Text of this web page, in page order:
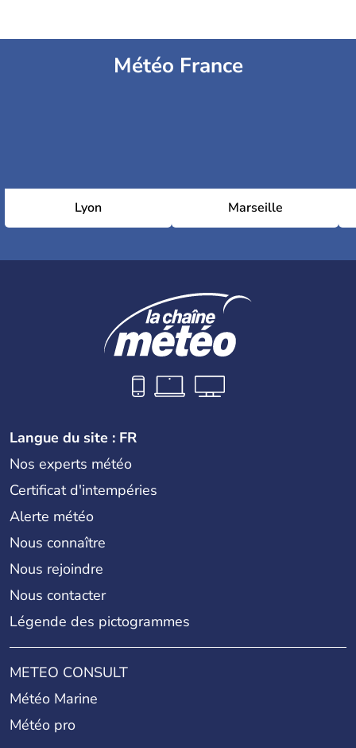
Météo France
Lyon Marseille
Langue du site : FR
Nos experts météo
Certificat d'intempéries
Alerte météo
Nous connaître
Nous rejoindre
Nous contacter
Légende des pictogrammes
METEO CONSULT
Météo Marine
Météo pro